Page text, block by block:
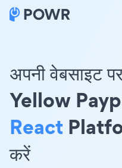
अपनी वेबसाइट
Yellow
React
करें